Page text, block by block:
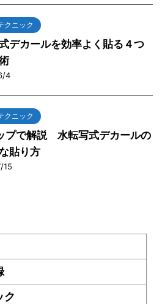
クニック
デカールを効率よく貼る４つ
4
クニック
プで解説 水転写式デカールの
貼り方
15
ク